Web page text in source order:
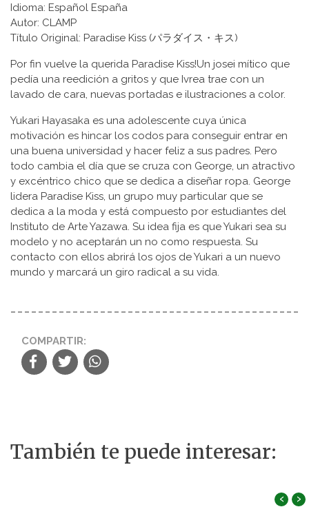
Idioma: Español España
Autor: CLAMP
Título Original: Paradise Kiss (パラダイス・キス)
Por fin vuelve la querida Paradise Kiss!Un josei mítico que
pedía una reedición a gritos y que Ivrea trae con un
lavado de cara, nuevas portadas e ilustraciones a color.
Yukari Hayasaka es una adolescente cuya única
motivación es hincar los codos para conseguir entrar en
una buena universidad y hacer feliz a sus padres. Pero
todo cambia el día que se cruza con George, un atractivo
y excéntrico chico que se dedica a diseñar ropa. George
lidera Paradise Kiss, un grupo muy particular que se
dedica a la moda y está compuesto por estudiantes del
Instituto de Arte Yazawa. Su idea fija es que Yukari sea su
modelo y no aceptarán un no como respuesta. Su
contacto con ellos abrirá los ojos de Yukari a un nuevo
mundo y marcará un giro radical a su vida.
COMPARTIR:
También te puede interesar:
‹ ›